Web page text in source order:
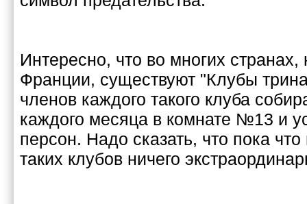
Интересно, что во многих
Франции, существуют "Клубы
членов каждого такого клуба
каждого месяца в комнате №13 и
персон. Надо сказать, что пока
таких клубов ничего